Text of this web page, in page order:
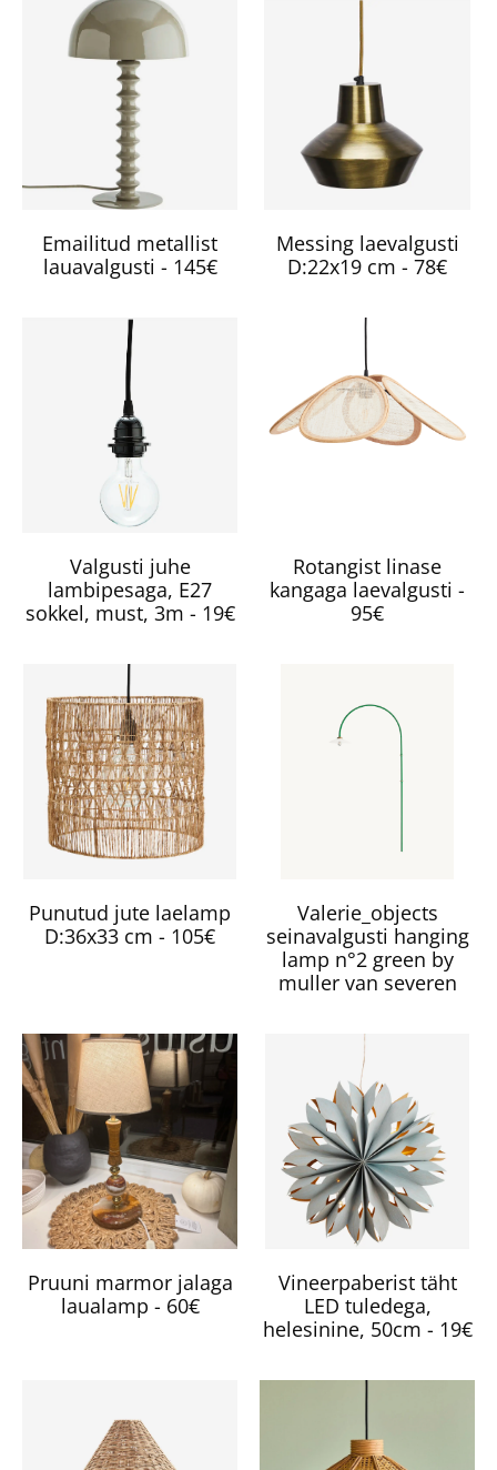
Emailitud metallist
lauavalgusti - 145€
Messing laevalgusti
D:22x19 cm - 78€
Valgusti juhe
lambipesaga, E27
sokkel, must, 3m - 19€
Rotangist linase
kangaga laevalgusti -
95€
Punutud jute laelamp
D:36x33 cm - 105€
Valerie_objects
seinavalgusti hanging
lamp n°2 green by
muller van severen
Pruuni marmor jalaga
laualamp - 60€
Vineerpaberist täht
LED tuledega,
helesinine, 50cm - 19€